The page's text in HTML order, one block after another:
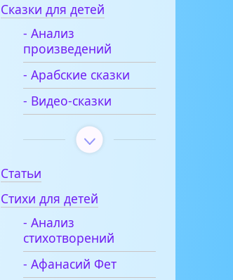
Сказки для детей
- Анализ
произведений
- Арабские сказки
- Видео-сказки
Статьи
Стихи для детей
- Анализ
стихотворений
- Афанасий Фет